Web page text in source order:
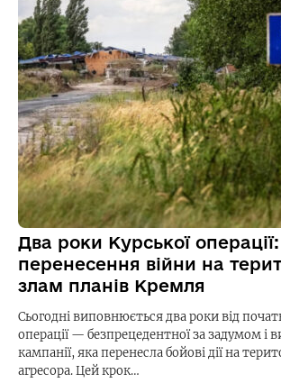
Два роки Курської операції:
перенесення війни на
злам планів Кремля
Сьогодні виповнюється два роки від
операції — безпрецедентної за задумом і
кампанії, яка перенесла бойові дії на
агресора. Цей крок…